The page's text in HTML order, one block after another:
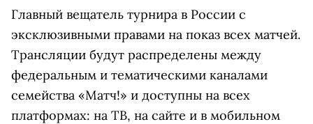
Главный вещатель турнира в России с
эксклюзивными правами на показ всех матчей.
Трансляции будут распределены между
федеральным и тематическими каналами
семейства «Матч!» и доступны на всех
платформах: на ТВ, на сайте и в мобильном